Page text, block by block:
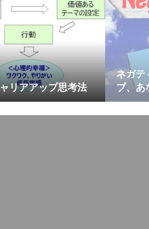
リアアップ思考法
ネガテ
ブ、あ